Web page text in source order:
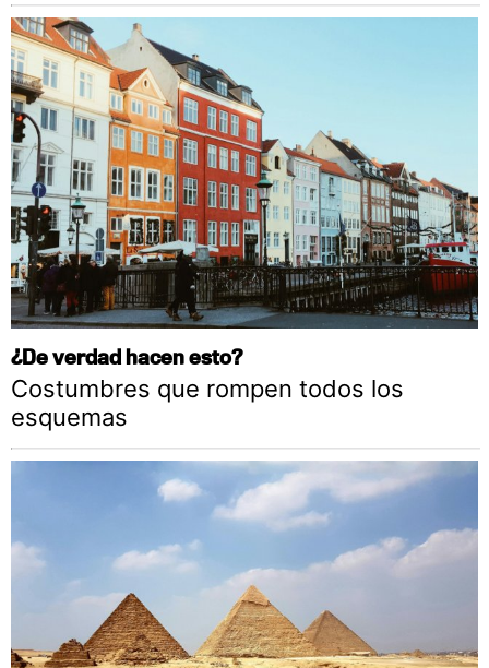
¿De verdad hacen esto?
Costumbres que rompen todos los
esquemas